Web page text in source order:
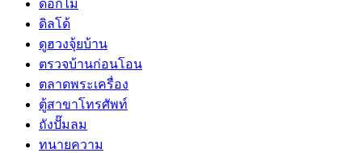
ดอกไม้
ดิลโด้
ดูฮวงจุ้ยบ้าน
ตรวจบ้านก่อนโอน
ตลาดพระเครื่อง
ตู้สาขาโทรศัพท์
ถังปั๊มลม
ทนายความ